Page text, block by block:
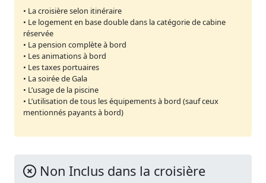
• La croisière selon itinéraire
• Le logement en base double dans la catégorie de cabine
réservée
• La pension complète à bord
• Les animations à bord
• Les taxes portuaires
• La soirée de Gala
• L’usage de la piscine
• L’utilisation de tous les équipements à bord (sauf ceux
mentionnés payants à bord)
Non Inclus dans la croisière